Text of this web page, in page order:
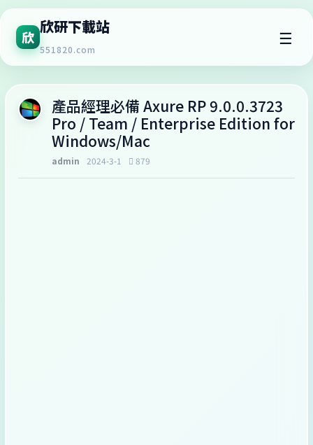
欣
欣研下載站
551820.com
☰
產品經理必備 Axure RP 9.0.0.3723
Pro / Team / Enterprise Edition for
Windows/Mac
admin 2024-3-1 879